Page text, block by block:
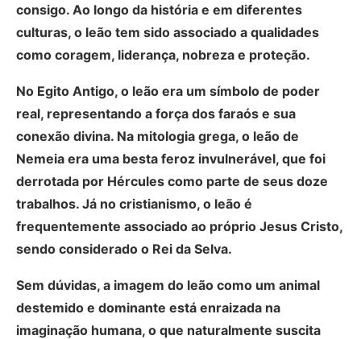
consigo. Ao longo da história e em diferentes
culturas, o leão tem sido associado a qualidades
como coragem, liderança, nobreza e proteção.
No Egito Antigo, o leão era um símbolo de poder
real, representando a força dos faraós e sua
conexão divina. Na mitologia grega, o leão de
Nemeia era uma besta feroz invulnerável, que foi
derrotada por Hércules como parte de seus doze
trabalhos. Já no cristianismo, o leão é
frequentemente associado ao próprio Jesus Cristo,
sendo considerado o Rei da Selva.
Sem dúvidas, a imagem do leão como um animal
destemido e dominante está enraizada na
imaginação humana, o que naturalmente suscita